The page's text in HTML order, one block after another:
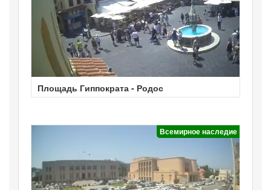
Площадь Гиппократа - Родос
Всемирное наследие